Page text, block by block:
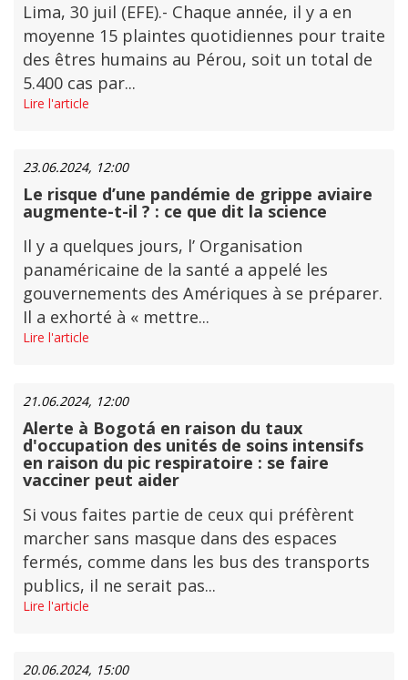
Lima, 30 juil (EFE).- Chaque année, il y a en
moyenne 15 plaintes quotidiennes pour traite
des êtres humains au Pérou, soit un total de
5.400 cas par...
Lire l'article
23.06.2024, 12:00
Le risque d’une pandémie de grippe aviaire
augmente-t-il ? : ce que dit la science
Il y a quelques jours, l’ Organisation
panaméricaine de la santé a appelé les
gouvernements des Amériques à se préparer.
Il a exhorté à « mettre...
Lire l'article
21.06.2024, 12:00
Alerte à Bogotá en raison du taux
d'occupation des unités de soins intensifs
en raison du pic respiratoire : se faire
vacciner peut aider
Si vous faites partie de ceux qui préfèrent
marcher sans masque dans des espaces
fermés, comme dans les bus des transports
publics, il ne serait pas...
Lire l'article
20.06.2024, 15:00